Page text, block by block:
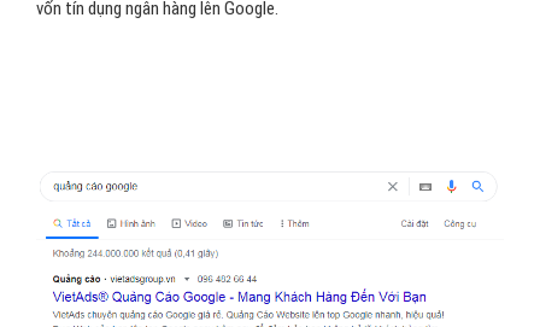
vốn tín dụng ngân hàng lên Google.